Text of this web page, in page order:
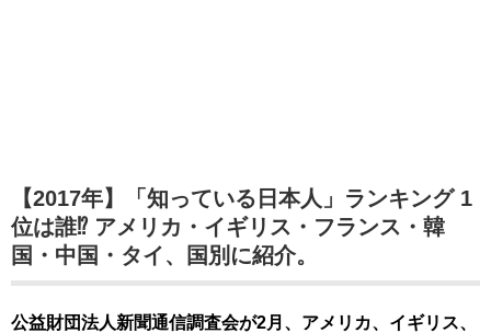
【2017年】「知っている日本人」ランキング 1
位は誰⁉︎ アメリカ・イギリス・フランス・韓
国・中国・タイ、国別に紹介。
公益財団法人新聞通信調査会が2月、アメリカ、イギリス、